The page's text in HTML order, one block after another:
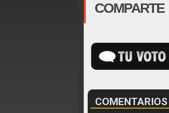
COMPARTE
COMENTARIOS